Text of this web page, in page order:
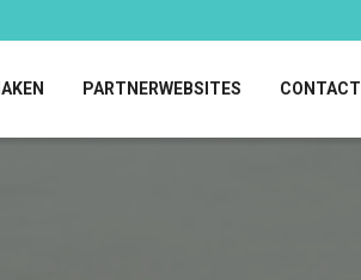
PARTNERWEBSITES CONTACT